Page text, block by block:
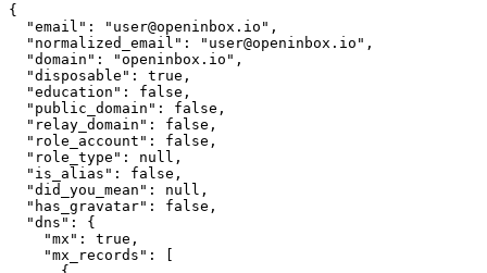
{
  "email": "user@openinbox.io",
  "normalized_email": "user@openinbox.io",
  "domain": "openinbox.io",
  "disposable": true,
  "education": false,
  "public_domain": false,
  "relay_domain": false,
  "role_account": false,
  "role_type": null,
  "is_alias": false,
  "did_you_mean": null,
  "has_gravatar": false,
  "dns": {
    "mx": true,
    "mx_records": [